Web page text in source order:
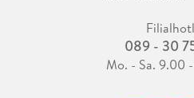
089 - 30
Mo. - Sa. 9.00